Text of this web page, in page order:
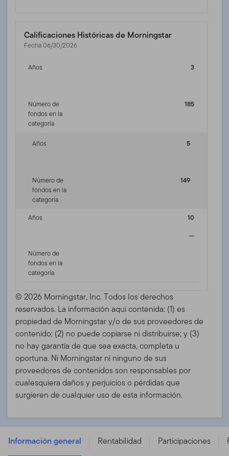
Calificaciones Históricas de Morningstar
Fecha 06/30/2026
Años 3
Número de
fondos en la
categoría
185
Años 5
Número de
fondos en la
categoría
149
Años
10
—
Número de
fondos en la
categoría
© 2026 Morningstar, Inc. Todos los derechos
reservados. La información aquí contenida: (1) es
propiedad de Morningstar y/o de sus proveedores de
contenido; (2) no puede copiarse ni distribuirse; y (3)
no hay garantía de que sea exacta, completa u
oportuna. Ni Morningstar ni ninguno de sus
proveedores de contenidos son responsables por
cualesquiera daños y perjuicios o pérdidas que
surgieren de cualquier uso de esta información.
(acc) USD
Información general Rentabilidad Participaciones